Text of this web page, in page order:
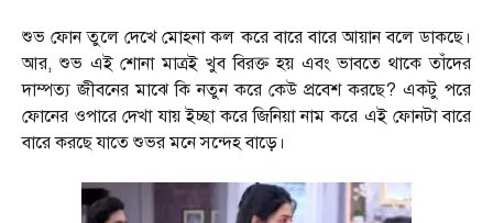
শুভ ফোন তুলে দেখে মোহনা কল করে বারে বারে আয়ান বলে ডাকছে।
আর, শুভ এই শোনা মাত্রই খুব বিরক্ত হয় এবং ভাবতে থাকে তাঁদের
দাম্পত্য জীবনের মাঝে কি নতুন করে কেউ প্রবেশ করছে? একটু পরে
ফোনের ওপারে দেখা যায় ইচ্ছা করে জিনিয়া নাম করে এই ফোনটা বারে
বারে করছে যাতে শুভর মনে সন্দেহ বাড়ে।